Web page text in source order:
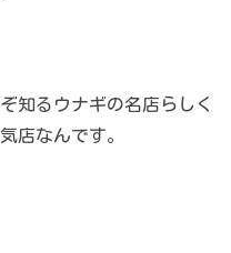
知るウナギの名店らしく
店なんです。